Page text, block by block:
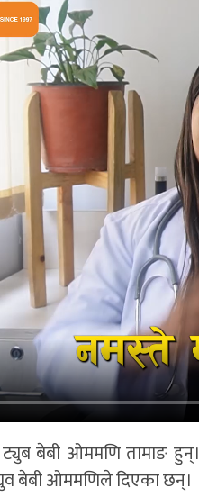
बेबी ओममणि तामाङ
बेबी ओममणिले दिएका छन्।